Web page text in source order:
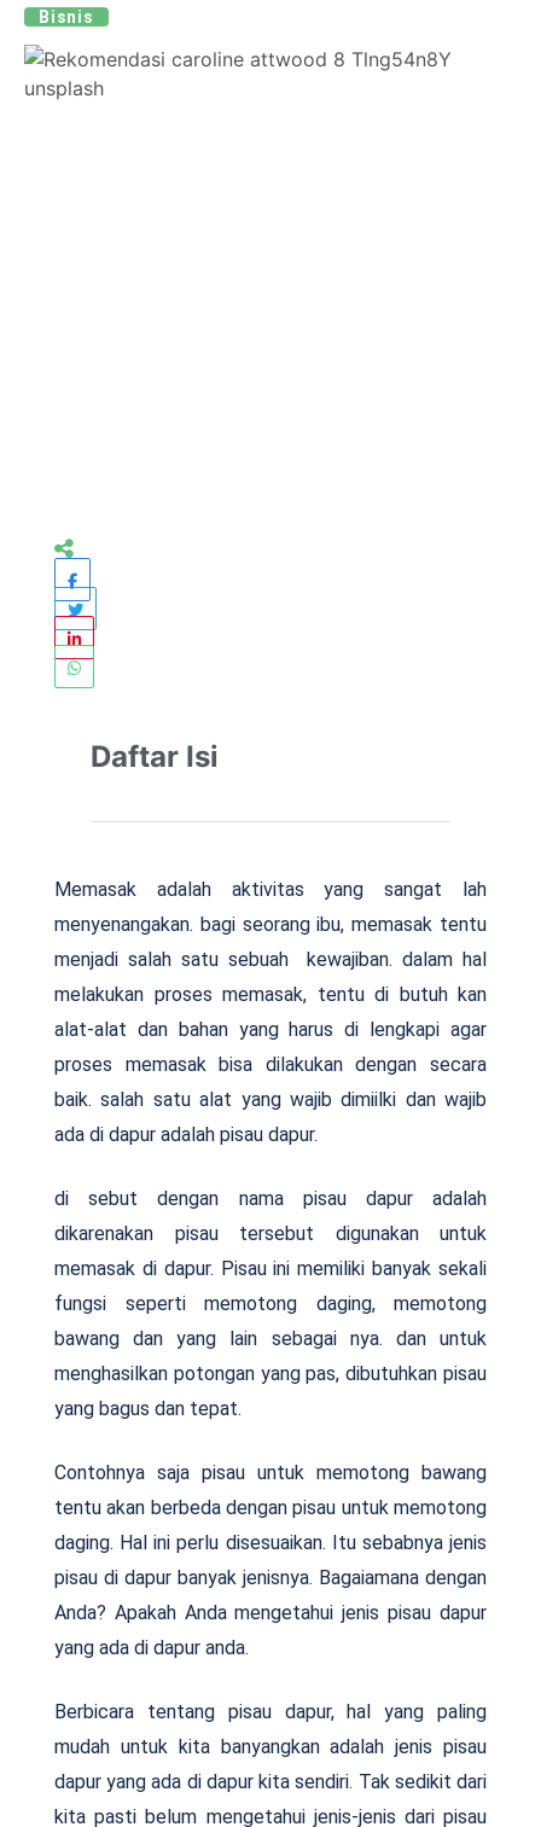
Bisnis
Daftar Isi
Memasak adalah aktivitas yang sangat lah
menyenangakan. bagi seorang ibu, memasak tentu
menjadi salah satu sebuah kewajiban. dalam hal
melakukan proses memasak, tentu di butuh kan
alat-alat dan bahan yang harus di lengkapi agar
proses memasak bisa dilakukan dengan secara
baik. salah satu alat yang wajib dimiilki dan wajib
ada di dapur adalah pisau dapur.
di sebut dengan nama pisau dapur adalah
dikarenakan pisau tersebut digunakan untuk
memasak di dapur. Pisau ini memiliki banyak sekali
fungsi seperti memotong daging, memotong
bawang dan yang lain sebagai nya. dan untuk
menghasilkan potongan yang pas, dibutuhkan pisau
yang bagus dan tepat.
Contohnya saja pisau untuk memotong bawang
tentu akan berbeda dengan pisau untuk memotong
daging. Hal ini perlu disesuaikan. Itu sebabnya jenis
pisau di dapur banyak jenisnya. Bagaiamana dengan
Anda? Apakah Anda mengetahui jenis pisau dapur
yang ada di dapur anda.
Berbicara tentang pisau dapur, hal yang paling
mudah untuk kita banyangkan adalah jenis pisau
dapur yang ada di dapur kita sendiri. Tak sedikit dari
kita pasti belum mengetahui jenis-jenis dari pisau